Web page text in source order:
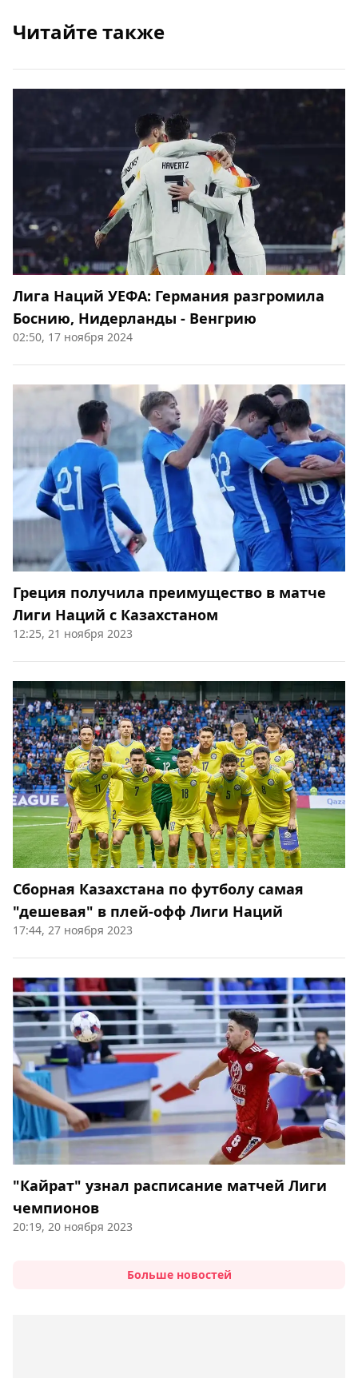
Читайте также
Лига Наций УЕФА: Германия разгромила
Боснию, Нидерланды - Венгрию
02:50, 17 ноября 2024
Греция получила преимущество в матче
Лиги Наций с Казахстаном
12:25, 21 ноября 2023
Сборная Казахстана по футболу самая
"дешевая" в плей-офф Лиги Наций
17:44, 27 ноября 2023
"Кайрат" узнал расписание матчей Лиги
чемпионов
20:19, 20 ноября 2023
Больше новостей